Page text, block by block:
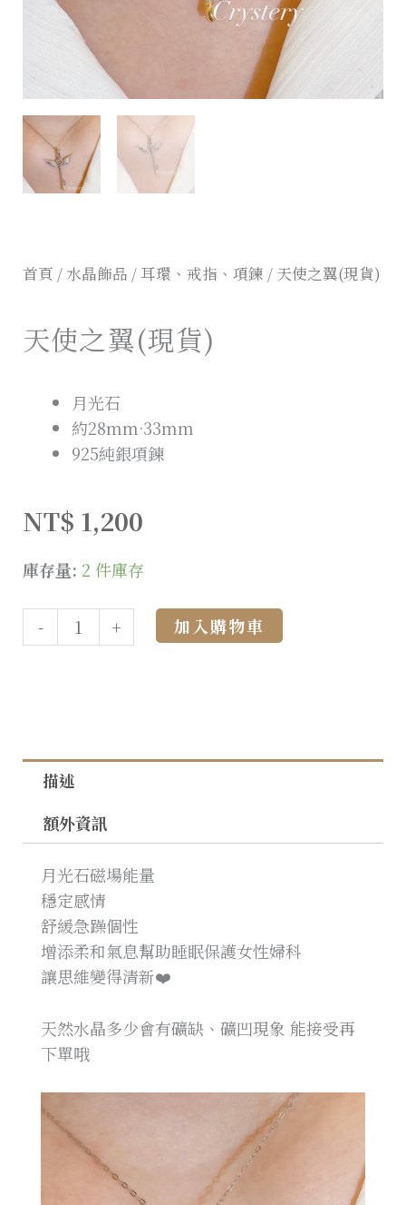
首頁 / 水晶飾品 /耳環、戒指、項鍊 / 天使之翼(現貨)
天使之翼(現貨)
月光石
約28mm·33mm
925純銀項鍊
NT$ 1,200
庫存量: 2 件庫存
- + 加入購物車
描述
額外資訊
月光石磁場能量
穩定感情
舒緩急躁個性
增添柔和氣息幫助睡眠保護女性婦科
讓思維變得清新❤️
天然水晶多少會有礦缺、礦凹現象 能接受再
下單哦